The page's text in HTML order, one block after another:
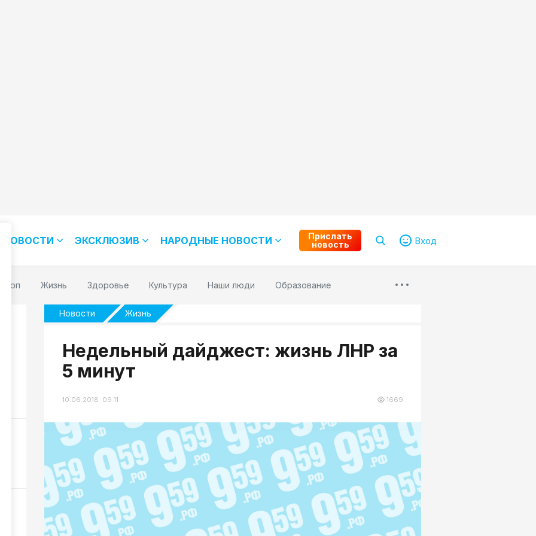
НОВОСТИ ЭКСКЛЮЗИВ НАРОДНЫЕ НОВОСТИ
Прислать
новость
Вход
Жизнь Здоровье Культура Наши люди Образование
Новости Жизнь
Недельный дайджест: жизнь ЛНР за
5 минут
10.06.2018 09:11 1669